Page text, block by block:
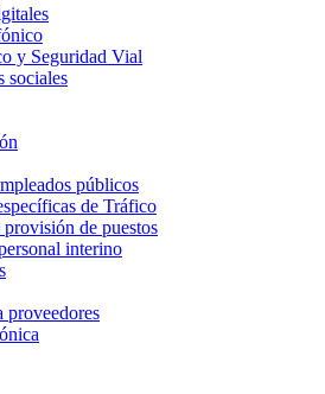
y Seguridad Vial
sociales
públicos
de Tráfico
de puestos
interino
proveedores